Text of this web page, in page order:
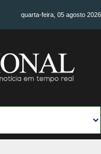
quarta-feira, 05 agosto 2026